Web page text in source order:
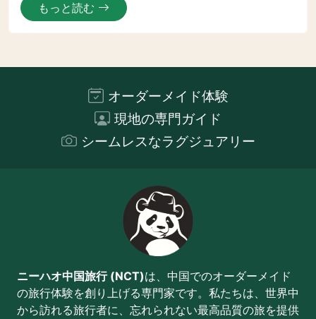
もっと読む
オーダーメイド体験
現地の専門ガイド
シームレスなラグジュアリー
ニーハオ中国旅行 (NCT)は、中国でのオーダーメイド
の旅行体験を創り上げる専門家です。私たちは、世界中
から訪れる旅行者に、忘れられない最高品質の旅を提供